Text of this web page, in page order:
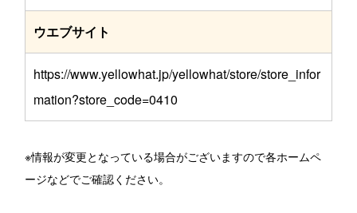
ウエブサイト
https://www.yellowhat.jp/yellowhat/store/store_infor
mation?store_code=0410
※情報が変更となっている場合がございますので各ホームペ
ージなどでご確認ください。